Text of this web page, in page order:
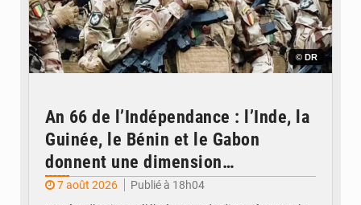
© DR
An 66 de l’Indépendance : l’Inde, la
Guinée, le Bénin et le Gabon
donnent une dimension
internationale au défilé de
7 août 2026
Publié à 18h04